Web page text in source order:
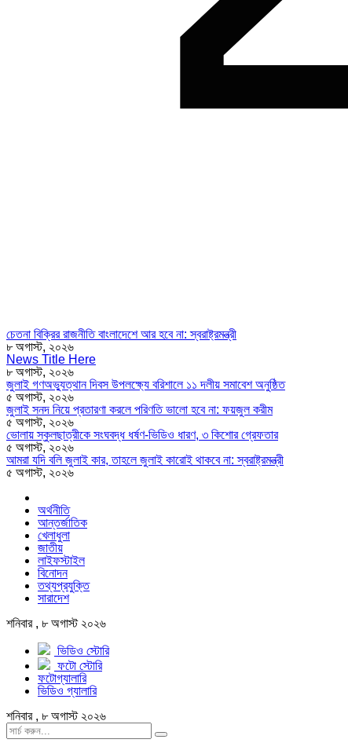
চেতনা বিক্রির রাজনীতি বাংলাদেশে আর হবে না: স্বরাষ্ট্রমন্ত্রী
৮ অগাস্ট, ২০২৬
News Title Here
৮ অগাস্ট, ২০২৬
জুলাই গণঅভ্যুত্থান দিবস উপলক্ষ্যে বরিশালে ১১ দলীয় সমাবেশ অনুষ্ঠিত
৫ অগাস্ট, ২০২৬
জুলাই সনদ নিয়ে প্রতারণা করলে পরিণতি ভালো হবে না: ফয়জুল করীম
৫ অগাস্ট, ২০২৬
ভোলায় স্কুলছাত্রীকে সংঘবদ্ধ ধর্ষণ-ভিডিও ধারণ, ৩ কিশোর গ্রেফতার
৫ অগাস্ট, ২০২৬
আমরা যদি বলি জুলাই কার, তাহলে জুলাই কারোই থাকবে না: স্বরাষ্ট্রমন্ত্রী
৫ অগাস্ট, ২০২৬
অর্থনীতি
আন্তর্জাতিক
খেলাধুলা
জাতীয়
লাইফস্টাইল
বিনোদন
তথ্যপ্রযুক্তি
সারাদেশ
শনিবার , ৮ অগাস্ট ২০২৬
ভিডিও স্টোরি
ফটো স্টোরি
ফটোগ্যালারি
ভিডিও গ্যালারি
শনিবার , ৮ অগাস্ট ২০২৬